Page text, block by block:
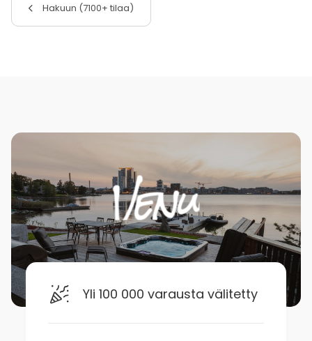
Hakuun (7100+ tilaa)
Yli 100 000 varausta välitetty